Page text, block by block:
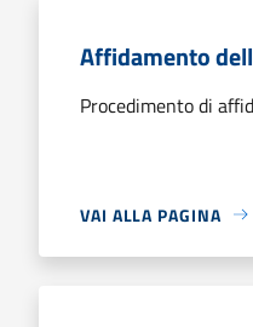
Affidamento
Procedimento di
VAI ALLA PAGINA